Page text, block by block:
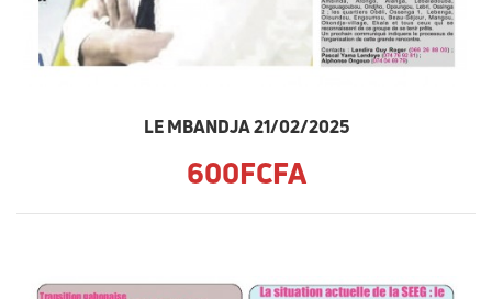
LE MBANDJA 21/02/2025
600FCFA